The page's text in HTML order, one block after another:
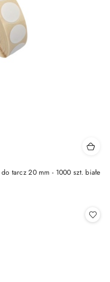
tarcz 20 mm - 1000 szt. białe